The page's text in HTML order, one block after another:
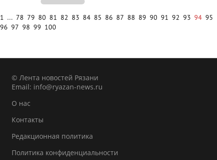
1 ... 78 79 80 81 82 83 84 85 86 87 88 89 90 91 92 93 94 95
96 97 98 99 100
© Лента новостей Рязани
Email: info@ryazan-news.ru
О нас
Контакты
Редакционная политика
Политика конфиденциальности